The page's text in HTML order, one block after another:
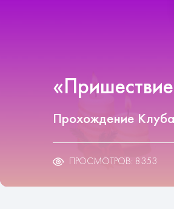
Прохождение
ПРОСМОТРОВ: 8353